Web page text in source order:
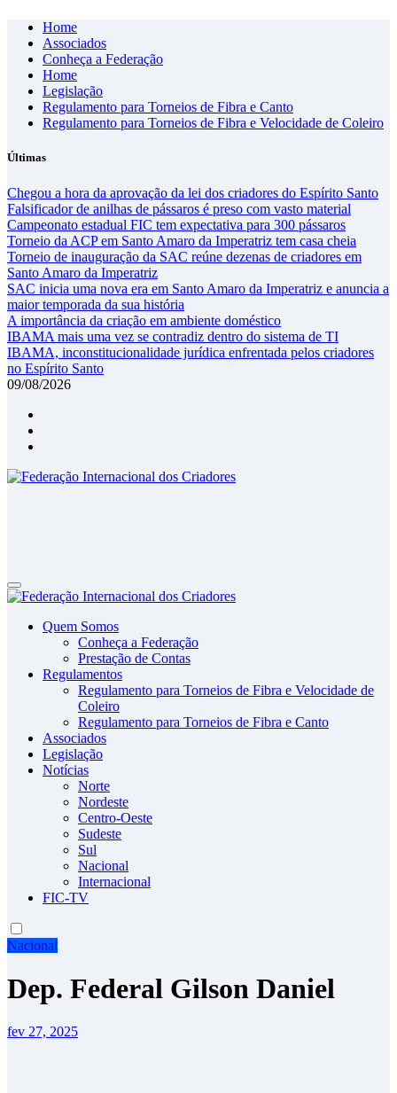
Skip
content
Home
Associados
Conheça a Federação
Home
Legislação
Regulamento para Torneios de Fibra e Canto
Regulamento para Torneios de Fibra e Velocidade de Coleiro
Últimas
Chegou a hora da aprovação da lei dos criadores do Espírito Santo
Falsificador de anilhas de pássaros é preso com vasto material
Campeonato estadual FIC tem expectativa para 300 pássaros
Torneio da ACP em Santo Amaro da Imperatriz tem casa cheia
Torneio de inauguração da SAC reúne dezenas de criadores em
Santo Amaro da Imperatriz
SAC inicia uma nova era em Santo Amaro da Imperatriz e anuncia a
maior temporada da sua história
A importância da criação em ambiente doméstico
IBAMA mais uma vez se contradiz dentro do sistema de TI
IBAMA, inconstitucionalidade jurídica enfrentada pelos criadores
no Espírito Santo
09/08/2026
Site da Federação Internacional dos Criadores de Pássaros
Quem Somos
Conheça a Federação
Prestação de Contas
Regulamentos
Regulamento para Torneios de Fibra e Velocidade de
Coleiro
Regulamento para Torneios de Fibra e Canto
Associados
Legislação
Notícias
Norte
Nordeste
Centro-Oeste
Sudeste
Sul
Nacional
Internacional
FIC-TV
Nacional
Dep. Federal Gilson Daniel
fev 27, 2025